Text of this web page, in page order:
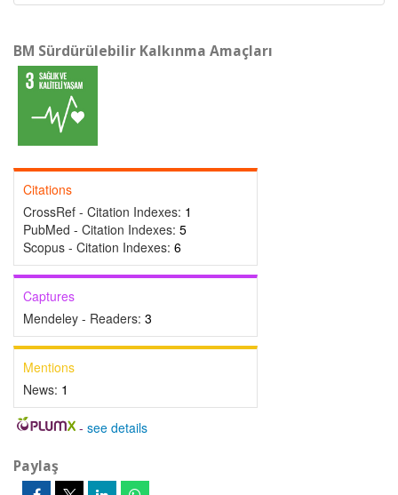
BM Sürdürülebilir Kalkınma Amaçları
Citations
CrossRef - Citation Indexes: 1
PubMed - Citation Indexes: 5
Scopus - Citation Indexes: 6
Captures
Mendeley - Readers: 3
Mentions
News: 1
- see details
Paylaş